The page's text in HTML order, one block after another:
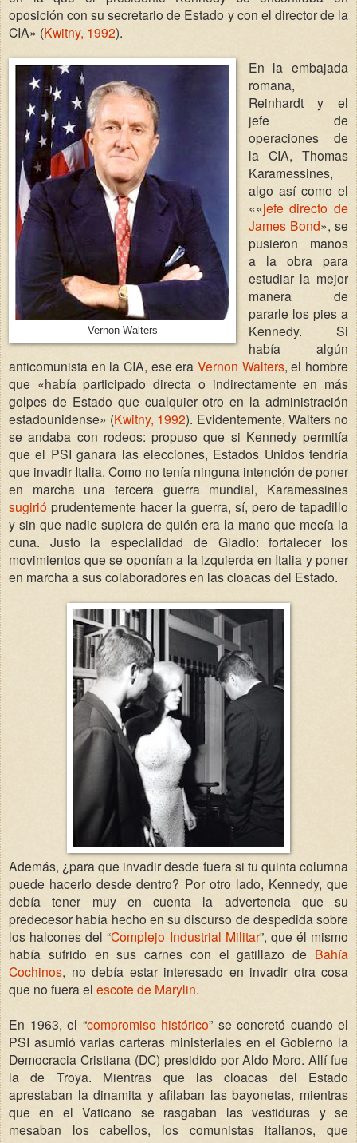
oposición con su secretario de Estado y con el director de la
CIA» (Kwitny, 1992).
Vernon Walters
En la embajada
romana,
Reinhardt y el
jefe de
operaciones de
la CIA, Thomas
Karamessines,
algo así como el
««jefe directo de
James Bond», se
pusieron manos
a la obra para
estudiar la mejor
manera de
pararle los pies a
Kennedy. Si
había algún
anticomunista en la CIA, ese era Vernon Walters, el hombre
que «había participado directa o indirectamente en más
golpes de Estado que cualquier otro en la administración
estadounidense» (Kwitny, 1992). Evidentemente, Walters no
se andaba con rodeos: propuso que si Kennedy permitía
que el PSI ganara las elecciones, Estados Unidos tendría
que invadir Italia. Como no tenía ninguna intención de poner
en marcha una tercera guerra mundial, Karamessines
sugirió prudentemente hacer la guerra, sí, pero de tapadillo
y sin que nadie supiera de quién era la mano que mecía la
cuna. Justo la especialidad de Gladio: fortalecer los
movimientos que se oponían a la izquierda en Italia y poner
en marcha a sus colaboradores en las cloacas del Estado.
Además, ¿para que invadir desde fuera si tu quinta columna
puede hacerlo desde dentro? Por otro lado, Kennedy, que
debía tener muy en cuenta la advertencia que su
predecesor había hecho en su discurso de despedida sobre
los halcones del “Complejo Industrial Militar”, que él mismo
había sufrido en sus carnes con el gatillazo de Bahía
Cochinos, no debía estar interesado en invadir otra cosa
que no fuera el escote de Marylin.
En 1963, el “compromiso histórico” se concretó cuando el
PSI asumió varias carteras ministeriales en el Gobierno la
Democracia Cristiana (DC) presidido por Aldo Moro. Allí fue
la de Troya. Mientras que las cloacas del Estado
aprestaban la dinamita y afilaban las bayonetas, mientras
que en el Vaticano se rasgaban las vestiduras y se
mesaban los cabellos, los comunistas italianos, que